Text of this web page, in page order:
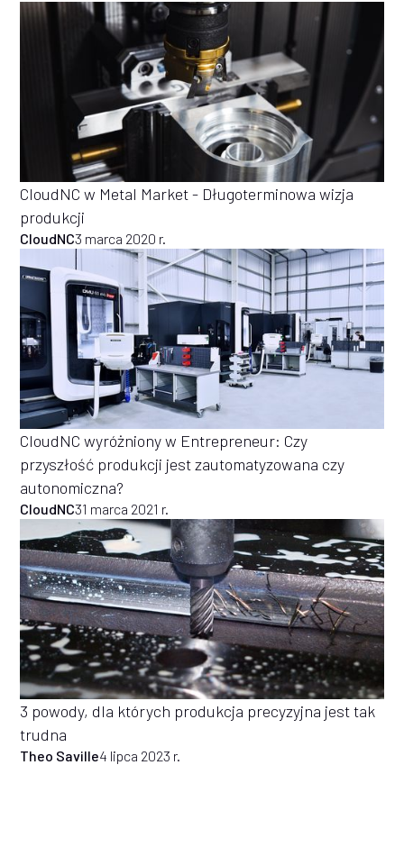
CloudNC w Metal Market - Długoterminowa wizja
produkcji
CloudNC3 marca 2020 r.
CloudNC wyróżniony w Entrepreneur: Czy
przyszłość produkcji jest zautomatyzowana czy
autonomiczna?
CloudNC31 marca 2021 r.
3 powody, dla których produkcja precyzyjna jest tak
trudna
Theo Saville4 lipca 2023 r.